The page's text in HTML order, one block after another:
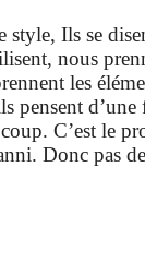
style, Ils se
nous
les
d’une
C’est le
Donc pas